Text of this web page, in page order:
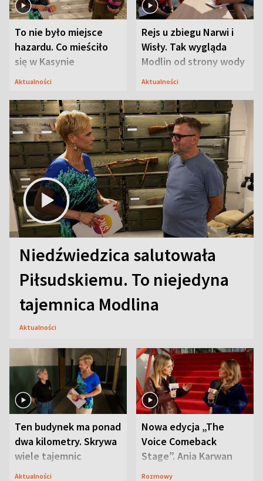
To nie było miejsce
hazardu. Co mieściło
się w Kasynie
Oficerskim?
Aktualności
Rejs u zbiegu Narwi i
Wisły. Tak wygląda
Modlin od strony wody
Aktualności
Niedźwiedzica salutowała
Piłsudskiemu. To niejedyna
tajemnica Modlina
Aktualności
Ten budynek ma ponad
dwa kilometry. Skrywa
wiele tajemnic
Aktualności
Nowa edycja „The
Voice Comeback
Stage”. Ania Karwan
zapowiada
Rozmowy